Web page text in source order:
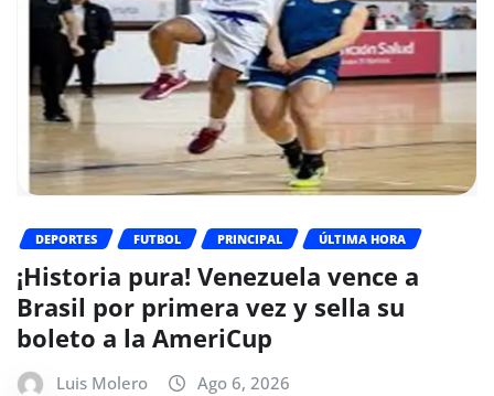
DEPORTES FUTBOL PRINCIPAL ÚLTIMA HORA
¡Historia pura! Venezuela vence a
Brasil por primera vez y sella su
boleto a la AmeriCup
Luis Molero Ago 6, 2026